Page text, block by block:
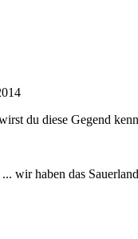
du diese Gegend
wir haben das